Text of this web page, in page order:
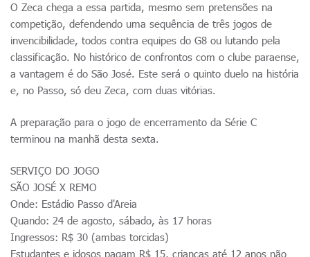
O Zeca chega a essa partida, mesmo sem pretensões na
competição, defendendo uma sequência de três jogos de
invencibilidade, todos contra equipes do G8 ou lutando pela
classificação. No histórico de confrontos com o clube paraense,
a vantagem é do São José. Este será o quinto duelo na história
e, no Passo, só deu Zeca, com duas vitórias.
A preparação para o jogo de encerramento da Série C
terminou na manhã desta sexta.
SERVIÇO DO JOGO
SÃO JOSÉ X REMO
Onde: Estádio Passo d'Areia
Quando: 24 de agosto, sábado, às 17 horas
Ingressos: R$ 30 (ambas torcidas)
Estudantes e idosos pagam R$ 15, crianças até 12 anos não